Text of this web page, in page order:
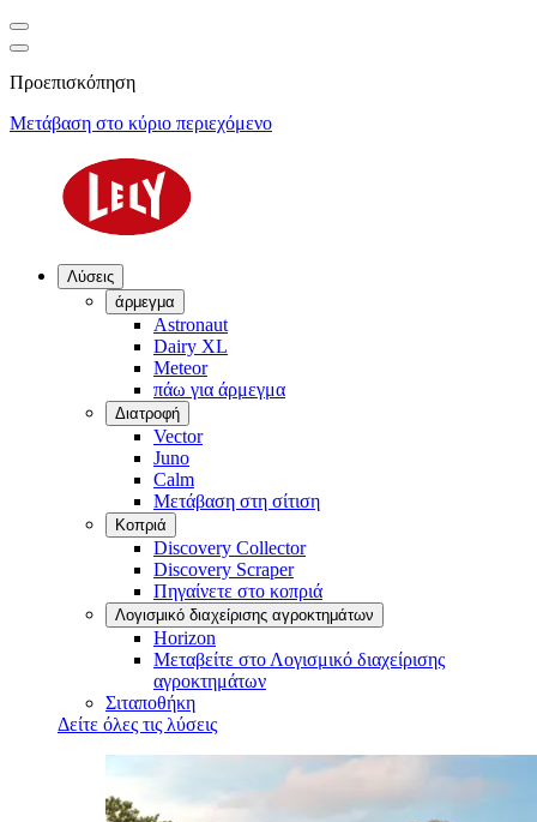
Προεπισκόπηση
Μετάβαση στο κύριο περιεχόμενο
Λύσεις
άρμεγμα
Astronaut
Dairy XL
Meteor
πάω για άρμεγμα
Διατροφή
Vector
Juno
Calm
Μετάβαση στη σίτιση
Κοπριά
Discovery Collector
Discovery Scraper
Πηγαίνετε στο κοπριά
Λογισμικό διαχείρισης αγροκτημάτων
Horizon
Μεταβείτε στο Λογισμικό διαχείρισης
αγροκτημάτων
Σιταποθήκη
Δείτε όλες τις λύσεις